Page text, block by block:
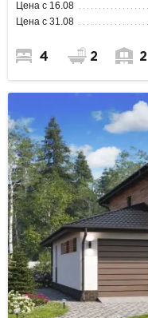
Цена с 16.08
Цена с 31.08
4 2 2